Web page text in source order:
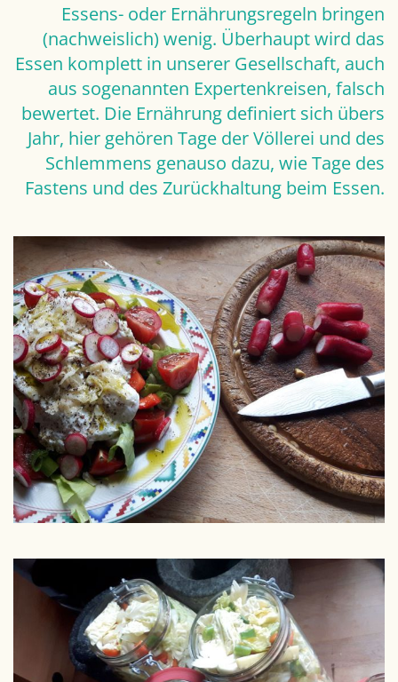
Essens- oder Ernährungsregeln bringen
(nachweislich) wenig. Überhaupt wird das
Essen komplett in unserer Gesellschaft, auch
aus sogenannten Expertenkreisen, falsch
bewertet. Die Ernährung definiert sich übers
Jahr, hier gehören Tage der Völlerei und des
Schlemmens genauso dazu, wie Tage des
Fastens und des Zurückhaltung beim Essen.